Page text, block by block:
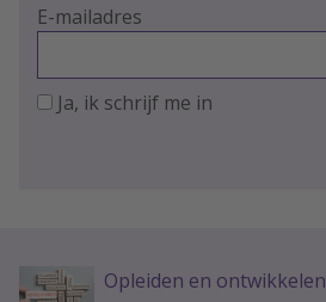
E-mailadres
Ja, ik schrijf me in
Opleiden en ontwikkelen